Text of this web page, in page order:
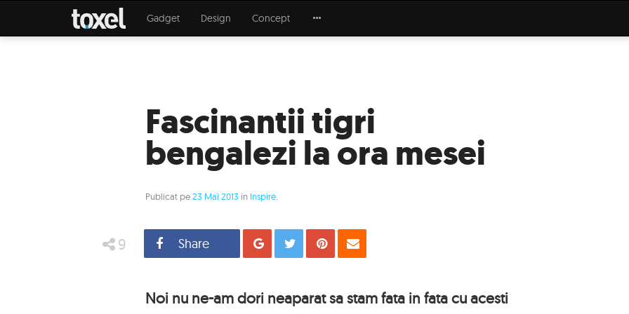
Gadget Design Concept
Fascinantii tigri
bengalezi la ora mesei
Publicat pe23 Mai 2013 in Inspire
9 Share Distribuie
Tweet Pin
Noi nu ne-am dori neaparat sa stam fata in fata cu acesti